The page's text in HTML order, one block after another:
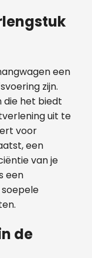
een
zijn.
die het biedt
uit te
voor
een
van je
een
de